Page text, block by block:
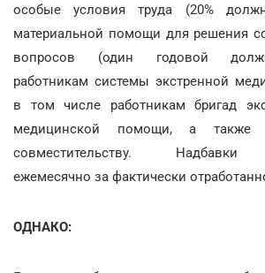
особые условия труда (20%
материальной помощи для решения
вопросов (один годовой
работникам системы экстренной
в том числе работникам бригад
медицинской помощи, а также
совместительству. Надбавки
ежемесячно за фактически
ОДНАКО: